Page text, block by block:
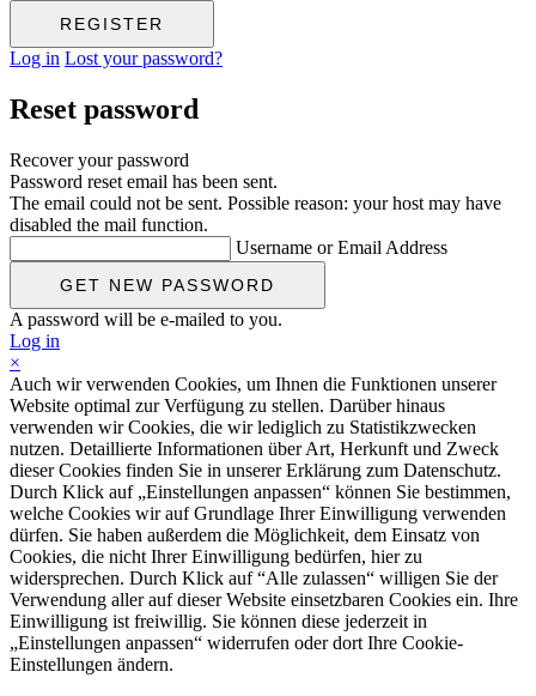
Log in Lost your password?
Reset password
Recover your password
Password reset email has been sent.
The email could not be sent. Possible reason: your host may have
disabled the mail function.
Username or Email Address
A password will be e-mailed to you.
Log in
×
Auch wir verwenden Cookies, um Ihnen die Funktionen unserer
Website optimal zur Verfügung zu stellen. Darüber hinaus
verwenden wir Cookies, die wir lediglich zu Statistikzwecken
nutzen. Detaillierte Informationen über Art, Herkunft und Zweck
dieser Cookies finden Sie in unserer Erklärung zum Datenschutz.
Durch Klick auf „Einstellungen anpassen“ können Sie bestimmen,
welche Cookies wir auf Grundlage Ihrer Einwilligung verwenden
dürfen. Sie haben außerdem die Möglichkeit, dem Einsatz von
Cookies, die nicht Ihrer Einwilligung bedürfen, hier zu
widersprechen. Durch Klick auf “Alle zulassen“ willigen Sie der
Verwendung aller auf dieser Website einsetzbaren Cookies ein. Ihre
Einwilligung ist freiwillig. Sie können diese jederzeit in
„Einstellungen anpassen“ widerrufen oder dort Ihre Cookie-
Einstellungen ändern.